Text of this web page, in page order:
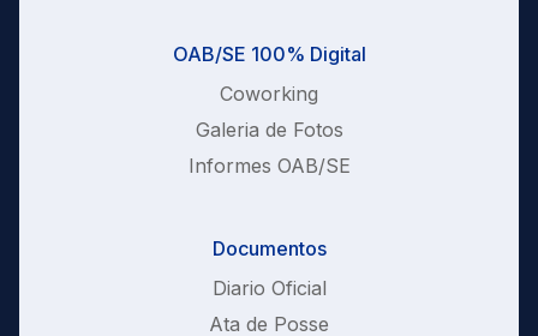
OAB/SE 100% Digital
Coworking
Galeria de Fotos
Informes OAB/SE
Documentos
Diario Oficial
Ata de Posse